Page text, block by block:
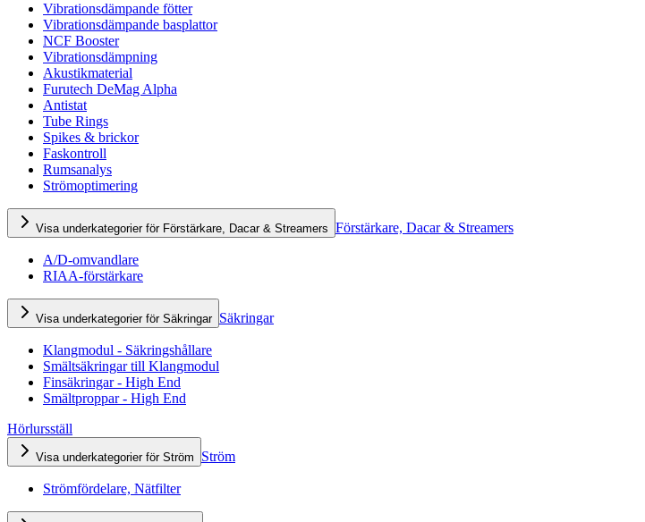
Vibrationsdämpande fötter
Vibrationsdämpande basplattor
NCF Booster
Vibrationsdämpning
Akustikmaterial
Furutech DeMag Alpha
Antistat
Tube Rings
Spikes & brickor
Faskontroll
Rumsanalys
Strömoptimering
Visa underkategorier för Förstärkare, Dacar & Streamers Förstärkare, Dacar & Streamers
A/D-omvandlare
RIAA-förstärkare
Visa underkategorier för Säkringar Säkringar
Klangmodul - Säkringshållare
Smältsäkringar till Klangmodul
Finsäkringar - High End
Smältproppar - High End
Hörlursställ
Visa underkategorier för Ström Ström
Strömfördelare, Nätfilter